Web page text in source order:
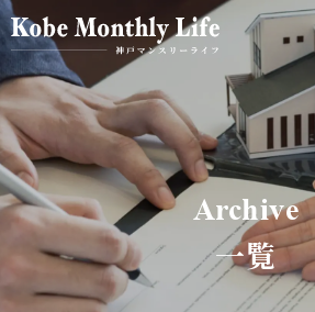
Archive
一覧